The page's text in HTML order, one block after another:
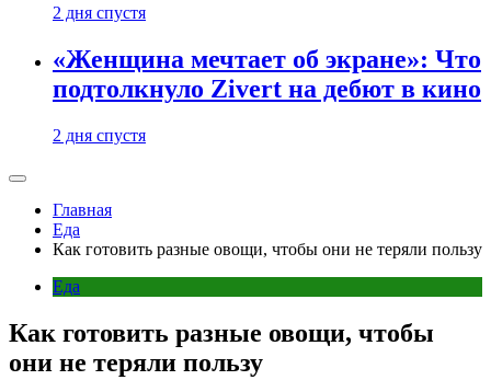
2 дня спустя
«Женщина мечтает об экране»: Что
подтолкнуло Zivert на дебют в кино
2 дня спустя
Главная
Еда
Как готовить разные овощи, чтобы они не теряли пользу
Еда
Как готовить разные овощи, чтобы
они не теряли пользу